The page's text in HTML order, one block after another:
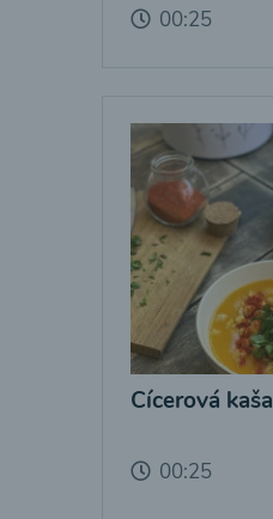
00:25
Cícerová kaša
00:25